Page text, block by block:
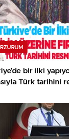
bir ilki
Türk tarihini